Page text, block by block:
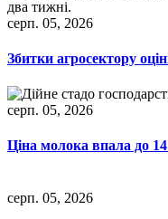
серп. 05, 2026
Збитки агросектору
серп. 05, 2026
Ціна молока впала до 14
серп. 05, 2026